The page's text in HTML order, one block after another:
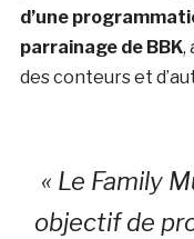
d’une
parrainage de BBK,
des conteurs et
« Le Family
objectif de